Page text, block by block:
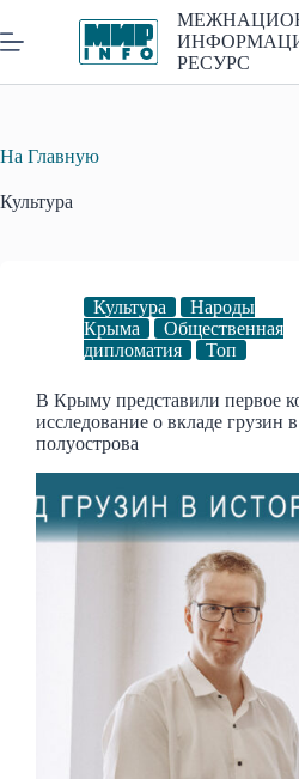
к
сути
РЕСУРС
На Главную
Культура
Культура
Народы
Крыма
Общественная
дипломатия
Топ
В Крыму представили первое
исследование о вкладе грузин
полуострова